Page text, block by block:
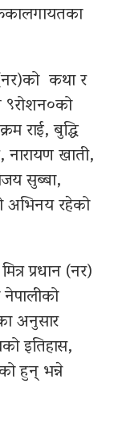
(नर)को कथा र
९रोशन०को
राई, बुद्धि
खाती,
सुब्बा,
अभिनय रहेको
प्रधान (नर)
अनुसार
इतिहास,
हुन् भन्ने